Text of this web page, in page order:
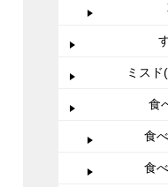
ミスド
食
食
食